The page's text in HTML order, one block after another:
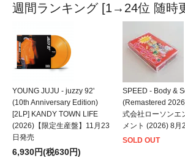
LOVE feat. 後藤真希』(7") 8月26日発売
【予約開始】 OZROSAURUS &
presents "Family Day" at 日本武道館 【生
常盤DVD】(2026) 8月19日発売
■ 7/31【新入荷】Beat Flickers - TOKYO
OCTAVE (2026)
【新入荷】般若 - 2000%HIPHOP
[CD] やっちゃったエンタープライズ (2026)
■ 7/31
【予約開始】谷村有美 - 愛する人へ
【数量限定】GREAT TRACKS (2026) 11月
■ 7/31【予約開始】立花ハジメ - MA
[12"] LGPアルファミュージック (2026) 12月
■ 7/31
【予約開始】rei harakami - opa*q
月5日発売
週間ランキング [1→24位 随時
YOUNG JUJU - juzzy 92'
(10th Anniversary Edition)
[2LP] KANDY TOWN LIFE
(2026)【限定生産盤】11月23
日発売
6,930円(税630円)
SPEED - Body &
(Remastered
式会社ローソンエ
メント (2026) 8月
SOLD OUT